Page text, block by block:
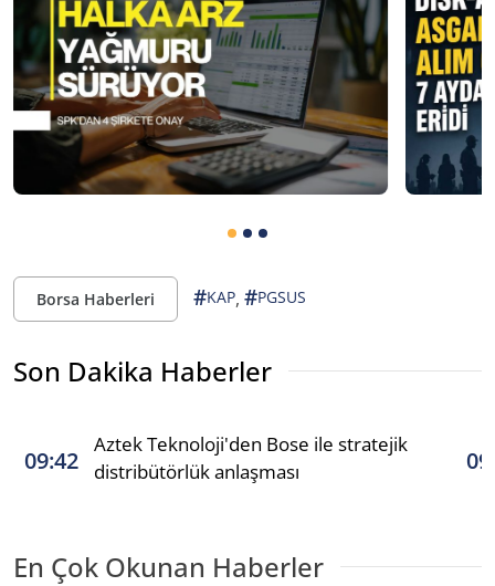
Borsa Haberleri #KAP, #PGSUS
Son Dakika Haberler
09:42
Aztek Teknoloji'den Bose ile stratejik
distribütörlük anlaşması
En Çok Okunan Haberler